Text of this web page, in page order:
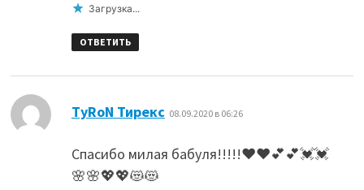
Загрузка...
ОТВЕТИТЬ
TyRoN Тирекс 08.09.2020 в 06:26
Спасибо милая бабуля!!!!!❤❤💕💕💓💓
🌸🌸💖💖😻😻